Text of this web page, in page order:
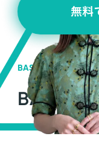
無料
BASEの強み
BASEが